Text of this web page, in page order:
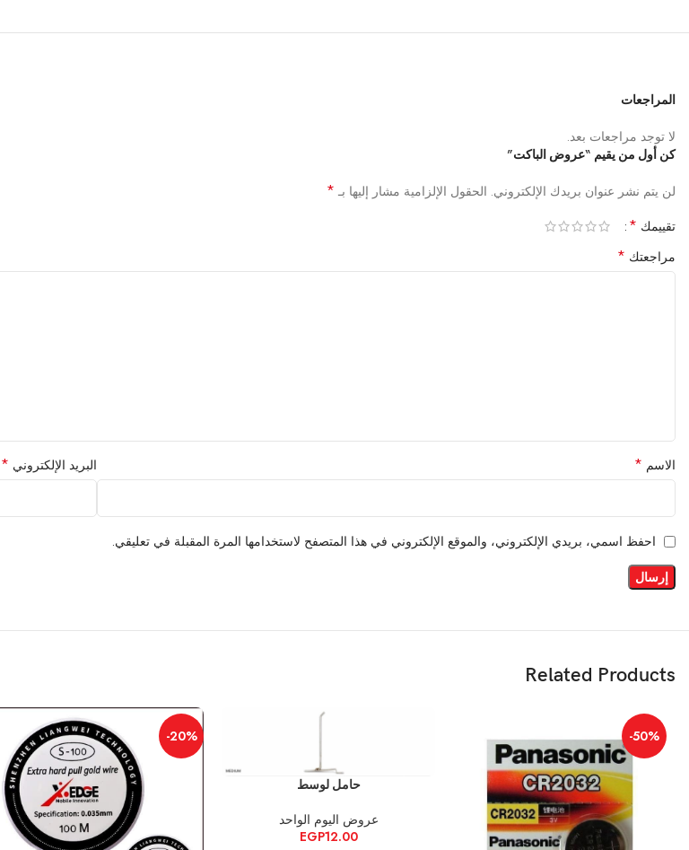
المراجعات
لا توجد مراجعات بعد.
كن أول من يقيم “عروض الباكت”
لن يتم نشر عنوان بريدك الإلكتروني. الحقول الإلزامية مشار إليها بـ *
تقييمك *
مراجعتك *
الاسم * البريد الإلكتروني *
احفظ اسمي، بريدي الإلكتروني، والموقع الإلكتروني في هذا المتصفح لاستخدامها المرة المقبلة في تعليقي.
Related Products
-50%
إضافة إلى السلةحامل لوسط
عروض اليوم الواحد
EGP12.00
-20%